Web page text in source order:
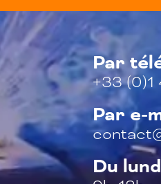
Par
+33 (0)1
Par e-
Du